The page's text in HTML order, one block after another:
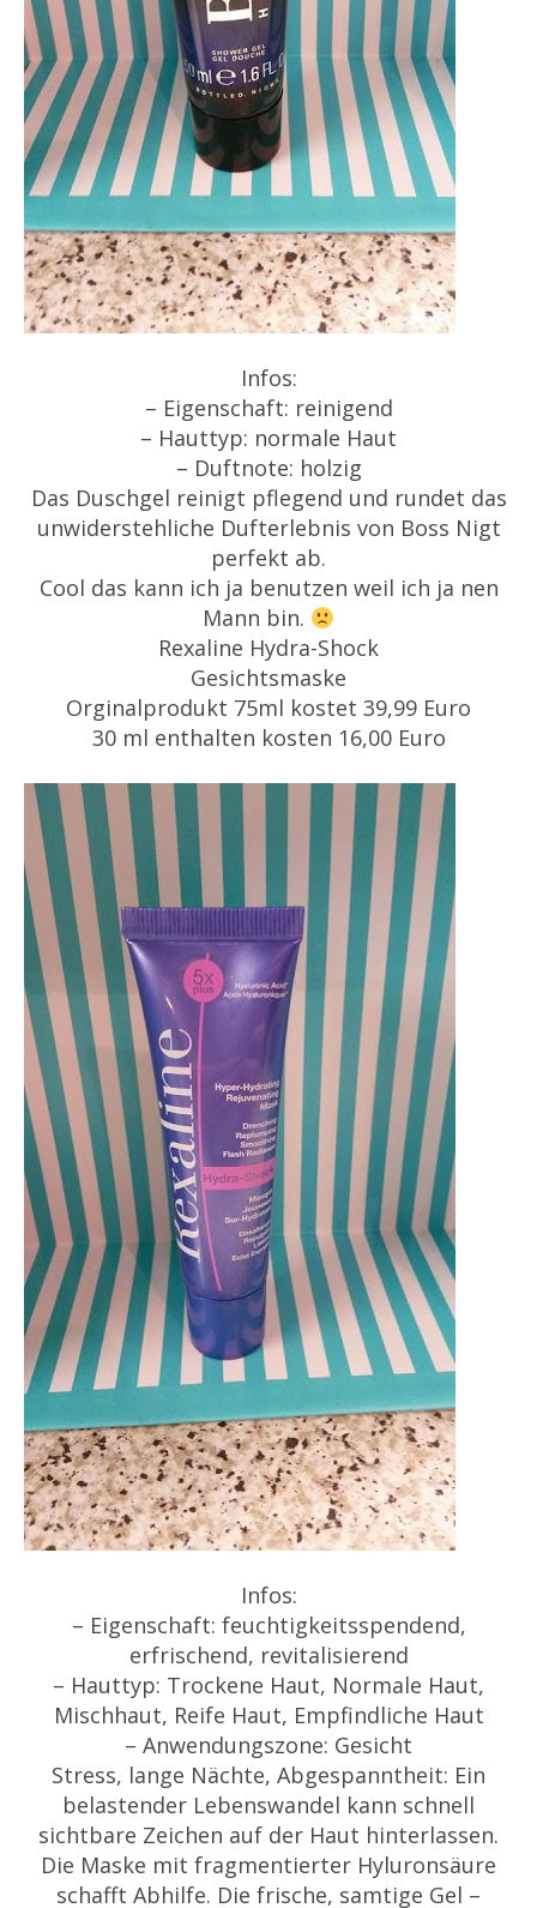
Infos:
– Eigenschaft: reinigend
– Hauttyp: normale Haut
– Duftnote: holzig
Das Duschgel reinigt pflegend und rundet das
unwiderstehliche Dufterlebnis von Boss Nigt
perfekt ab.
Cool das kann ich ja benutzen weil ich ja nen
Mann bin.
Rexaline Hydra-Shock
Gesichtsmaske
Orginalprodukt 75ml kostet 39,99 Euro
30 ml enthalten kosten 16,00 Euro
Infos:
– Eigenschaft: feuchtigkeitsspendend,
erfrischend, revitalisierend
– Hauttyp: Trockene Haut, Normale Haut,
Mischhaut, Reife Haut, Empfindliche Haut
– Anwendungszone: Gesicht
Stress, lange Nächte, Abgespanntheit: Ein
belastender Lebenswandel kann schnell
sichtbare Zeichen auf der Haut hinterlassen.
Die Maske mit fragmentierter Hyluronsäure
schafft Abhilfe. Die frische, samtige Gel –